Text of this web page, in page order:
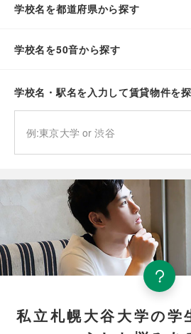
学校名を都道府県から探す
学校名を50音から探す
学校名・駅名を入力して賃貸物件を
私立札幌大谷大学の学